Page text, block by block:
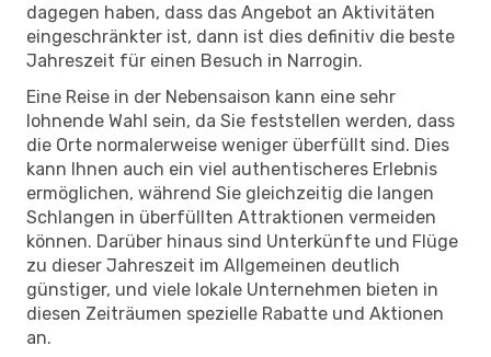
dagegen haben, dass das Angebot an Aktivitäten
eingeschränkter ist, dann ist dies definitiv die beste
Jahreszeit für einen Besuch in Narrogin.
Eine Reise in der Nebensaison kann eine sehr
lohnende Wahl sein, da Sie feststellen werden, dass
die Orte normalerweise weniger überfüllt sind. Dies
kann Ihnen auch ein viel authentischeres Erlebnis
ermöglichen, während Sie gleichzeitig die langen
Schlangen in überfüllten Attraktionen vermeiden
können. Darüber hinaus sind Unterkünfte und Flüge
zu dieser Jahreszeit im Allgemeinen deutlich
günstiger, und viele lokale Unternehmen bieten in
diesen Zeiträumen spezielle Rabatte und Aktionen
an.